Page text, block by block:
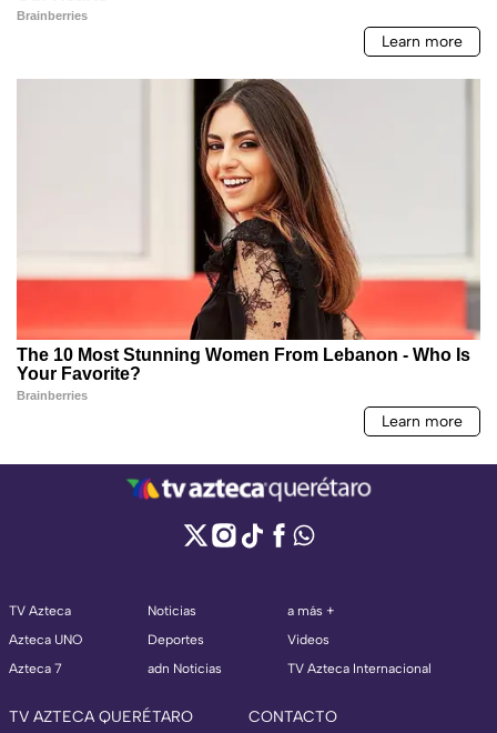
TV Azteca
Azteca UNO
Azteca 7
Noticias
Deportes
adn Noticias
a más +
Videos
TV Azteca Internacional
TV AZTECA QUERÉTARO CONTACTO